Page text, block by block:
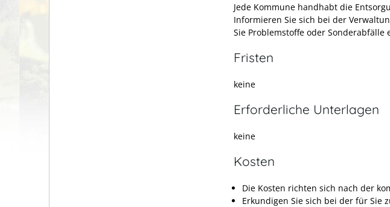
Jede Kommune handhabt die
Informieren Sie sich bei der
Sie Problemstoffe oder Sonderabfälle
Fristen
keine
Erforderliche Unterlagen
keine
Kosten
Die Kosten richten sich nach der
Erkundigen Sie sich bei der für Sie